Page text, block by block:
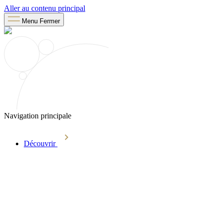
Aller au contenu principal
Menu Fermer
Navigation principale
Découvrir